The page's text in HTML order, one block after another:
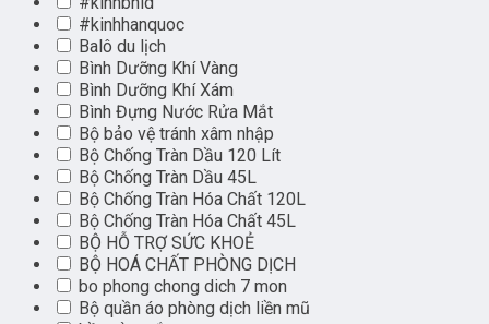
#kinhhanquoc
Balô du lịch
Bình Dưỡng Khí Vàng
Bình Dưỡng Khí Xám
Bình Đựng Nước Rửa Mắt
Bộ bảo vệ tránh xâm nhập
Bộ Chống Tràn Dầu 120 Lít
Bộ Chống Tràn Dầu 45L
Bộ Chống Tràn Hóa Chất 120L
Bộ Chống Tràn Hóa Chất 45L
BỘ HỖ TRỢ SỨC KHOẺ
BỘ HOÁ CHẤT PHÒNG DỊCH
bo phong chong dich 7 mon
Bộ quần áo phòng dịch liền mũ